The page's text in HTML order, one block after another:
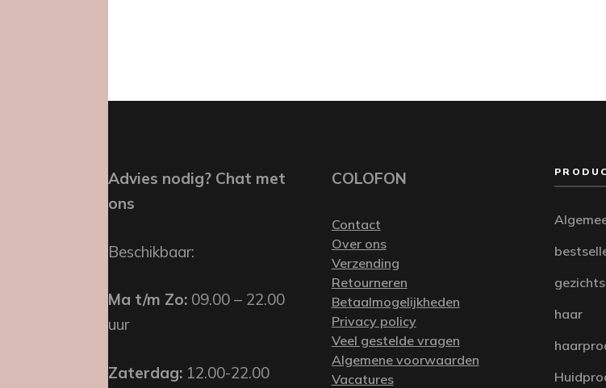
Advies nodig? Chat met
ons
Beschikbaar:
Ma t/m Zo: 09.00 – 22.00
uur
Zaterdag: 12.00-22.00
COLOFON
Contact
Over ons
Verzending
Retourneren
Betaalmogelijkheden
Privacy policy
Veel gestelde vragen
Algemene voorwaarden
Vacatures
haar